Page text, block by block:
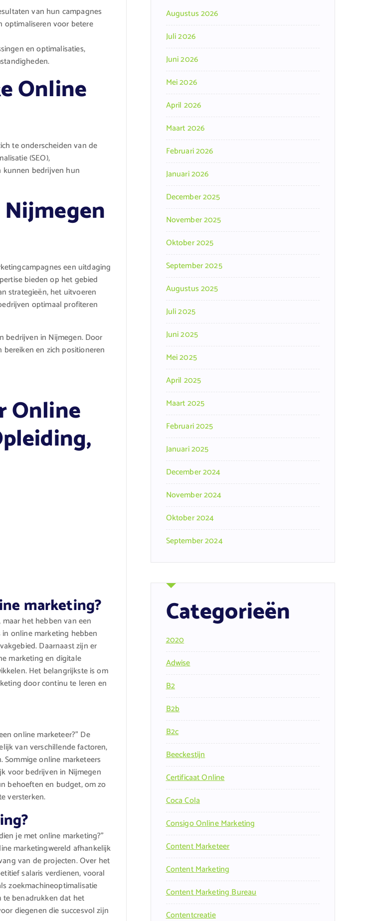
van hun campagnes
optimaliseren voor betere
en optimalisaties,
Online
te onderscheiden van de
(SEO),
kunnen bedrijven hun
een uitdaging
bieden op het gebied
strategieën, het uitvoeren
optimaal profiteren
bedrijven in Nijmegen. Door
en zich positioneren
Online
marketing?
het hebben van een
online marketing hebben
Daarnaast zijn er
marketing en digitale
Het belangrijkste is om
door continu te leren en
online marketeer?” De
van verschillende factoren,
Sommige online marketeers
voor bedrijven in Nijmegen
behoeften en budget, om zo
versterken.
je met online marketing?”
marketingwereld afhankelijk
van de projecten. Over het
salaris verdienen, vooral
zoekmachineoptimalisatie
te benadrukken dat het
diegenen die succesvol zijn
Augustus 2026
Juli 2026
Juni 2026
Mei 2026
April 2026
Maart 2026
Februari 2026
Januari 2026
December 2025
November 2025
Oktober 2025
September 2025
Augustus 2025
Juli 2025
Juni 2025
Mei 2025
April 2025
Maart 2025
Februari 2025
Januari 2025
December 2024
November 2024
Oktober 2024
September 2024
Categorieën
2020
Adwise
B2
B2b
B2c
Beeckestijn
Certificaat Online
Coca Cola
Consigo Online Marketing
Content Marketeer
Content Marketing
Content Marketing Bureau
Contentcreatie